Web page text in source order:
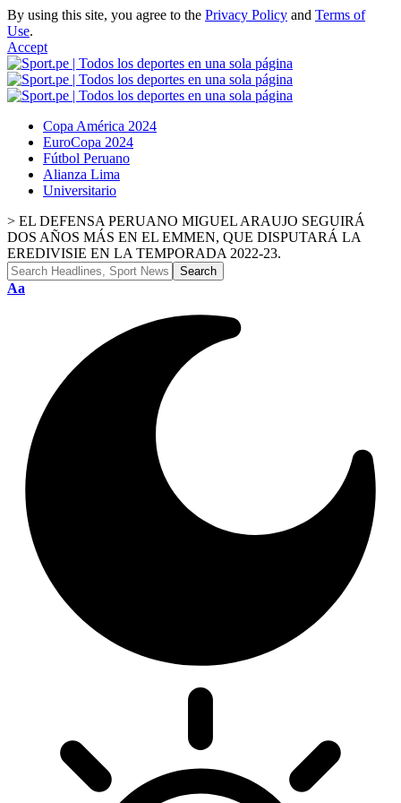
By using this site, you agree to the Privacy Policy and Terms of
Use.
Accept
Copa América 2024
EuroCopa 2024
Fútbol Peruano
Alianza Lima
Universitario
> EL DEFENSA PERUANO MIGUEL ARAUJO SEGUIRÁ
DOS AÑOS MÁS EN EL EMMEN, QUE DISPUTARÁ LA
EREDIVISIE EN LA TEMPORADA 2022-23.
Font
Aa